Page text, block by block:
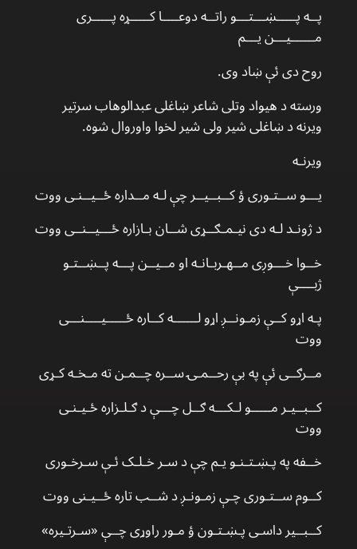
پــه پـــــښـــتـــو راتــه دوعــــا کـــــړه پـــــری
مــــــیـــن یـــم
روح دی ئې ښاد وی.
ورسته د هیواد وتلی شاعر ښاغلی عبدالوهاب سرتیر
ویرنه د ښاغلی شیر ولی شیر لخوا واوروال شوه.
ویرنـه
یـــو ســتـوری ؤ کــبــیــر چې لـه مــداره ځــیــنـی ووت
د ژونـد لـه دی نیـمـګــړی شــان بـازاره ځـــیــنــی ووت
خــوا خـــوږی مــهـربـانـه او مــیــن پـــه پــښــتـو
ژبــــې
پـه اړو کــې زمـونــږ اړو لــــــه کــاره ځـــــیــــنـــی
ووت
مــرګــی ئې په بې رحــمـۍ ســره چــمـن ته مـخـه کـړی
کــبــیـر مـــــو لـکـــه ګــل چـــې د ګـلـزاره ځـیـنـی
ووت
خــفه په پـښـتـنـو یـم چې د سـر خـلـک ئـې سـرخـوری
کــوم ســتـوری چـې زمـونـږ د شــب تاره ځــیـنی ووت
کــبــیر داسـی پـښـتـون ؤ مـور راوړی چــې «سـرتـیره»